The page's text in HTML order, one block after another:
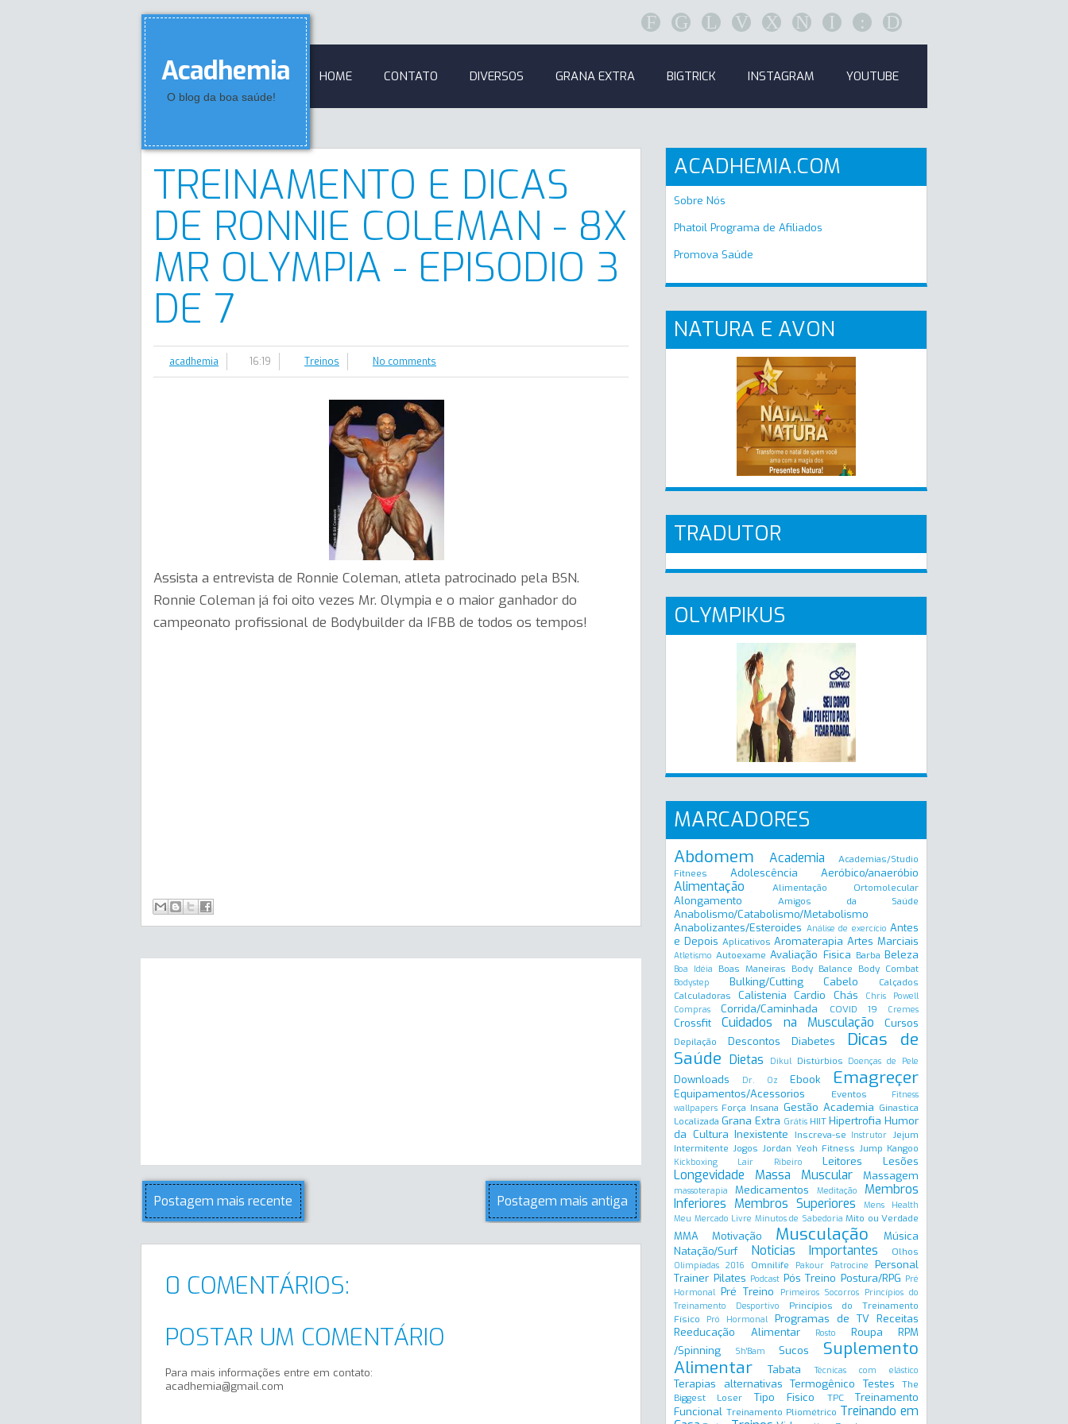
F G L V X N I : D
Acadhemia
O blog da boa saúde!
HOME CONTATO DIVERSOS GRANA EXTRA BIGTRICK INSTAGRAM YOUTUBE
TREINAMENTO E DICAS
DE RONNIE COLEMAN - 8X
MR OLYMPIA - EPISODIO 3
DE 7
acadhemia 16:19 Treinos No comments
Assista a entrevista de Ronnie Coleman, atleta patrocinado pela BSN.
Ronnie Coleman já foi oito vezes Mr. Olympia e o maior ganhador do
campeonato profissional de Bodybuilder da IFBB de todos os tempos!
Postagem mais recente Postagem mais antiga
0 COMENTÁRIOS:
POSTAR UM COMENTÁRIO
Para mais informações entre em contato:
acadhemia@gmail.com
ACADHEMIA.COM
Sobre Nós
Phatoil Programa de Afiliados
Promova Saúde
NATURA E AVON
TRADUTOR
OLYMPIKUS
MARCADORES
Abdomem Academia
Academias/Studio
Fitnees
Adolescência Aeróbico/anaeróbio
Alimentação Alimentação Ortomolecular
Alongamento Amigos da Saúde
Anabolismo/Catabolismo/Metabolismo
Anabolizantes/Esteroides Análise de exercício Antes
e Depois Aplicativos Aromaterapia Artes Marciais
Atletismo Autoexame Avaliação Fisica Barba Beleza
Boa Idéia Boas Maneiras Body Balance Body Combat
Bodystep Bulking/Cutting Cabelo
Calçados
Calculadoras
Calistenia Cardio Chás
Chris Powell
Compras
Corrida/Caminhada COVID 19 Cremes
Crossfit Cuidados na Musculação Cursos
Depilação Descontos Diabetes
Dicas de
Saúde Dietas Dikul Distúrbios Doenças de Pele
Downloads Dr. Oz Ebook Emagreçer
Equipamentos/Acessorios Eventos
Fitness
wallpapers Força Insana Gestão Academia Ginastica
Localizada Grana Extra Grátis HIITHipertrofia Humor
da Cultura Inexistente
Inscreva-se Instrutor Jejum
Intermitente Jogos Jordan Yeoh Fitness Jump Kangoo
Kickboxing Lair Ribeiro Leitores Lesões
Longevidade Massa Muscular Massagem
massoterapia Medicamentos Meditação
Membros
Inferiores Membros Superiores
Mens Health
Meu Mercado Livre Minutos de Sabedoria Mito ou Verdade
MMA Motivação Musculação
Música
Natação/Surf
Noticias Importantes Olhos
Olimpíadas 2016 Omnilife Pakour Patrocine
Personal
Trainer Pilates Podcast Pós Treino Postura/RPG Pré
Hormonal Pré Treino Primeiros Socorros
Princípios do
Treinamento Desportivo
Princípios do Treinamento
Físico
Pró Hormonal Programas de TV Receitas
Reeducação Alimentar
Rosto Roupa
RPM
/Spinning
Sh'Bam Sucos
Suplemento
Alimentar
Tabata Técnicas com elástico
Terapias alternativas Termogênico Testes
The
Biggest Loser
Tipo Fisico TPC
Treinamento
Funcional Treinamento Pliométrico Treinando em